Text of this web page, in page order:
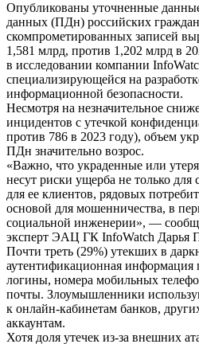
Опубликованы уточненные
данных (ПДн) российских
скомпрометированных записей
1,581 млрд, против 1,202 млрд в
в исследовании компании
специализирующейся на
информационной безопасности.
Несмотря на незначительное
инцидентов с утечкой
против 786 в 2023 году), объем
ПДн значительно возрос.
«Важно, что украденные или
несут риски ущерба не только
для ее клиентов, рядовых
основой для мошенничества, в
социальной инженерии», —
эксперт ЭАЦ ГК InfoWatch Дарья
Почти треть (29%) утекших в
аутентификационная информация
логины, номера мобильных
почты. Злоумышленники
к онлайн-кабинетам банков,
аккаунтам.
Хотя доля утечек из-за внешних